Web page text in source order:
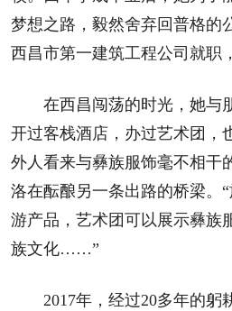
梦想之路，毅然舍弃回普格的
西昌市第一建筑工程公司就职
在西昌闯荡的时光，她与
开过客栈酒店，办过艺术团，
外人看来与彝族服饰毫不相干
洛在酝酿另一条出路的桥梁。
游产品，艺术团可以展示彝族
族文化……”
2017年，经过20多年的躬